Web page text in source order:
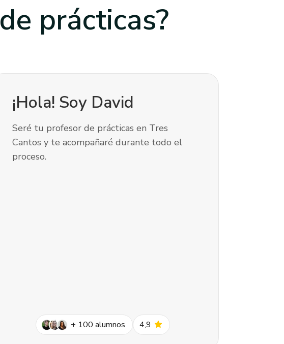
de prácticas?
¡Hola! Soy David
Seré tu profesor de prácticas en Tres
Cantos y te acompañaré durante todo el
proceso.
+ 100 alumnos 4,9 star